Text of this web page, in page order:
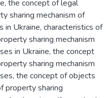
the concept of legal
sharing mechanism of
Ukraine, characteristics of
sharing mechanism
in Ukraine, the concept
sharing mechanism
the concept of objects
property sharing